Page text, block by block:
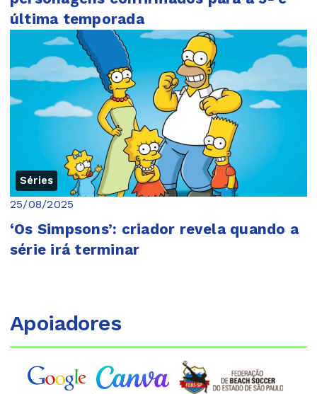
última temporada
Séries
25/08/2025
‘Os Simpsons’: criador revela quando a
série irá terminar
Apoiadores